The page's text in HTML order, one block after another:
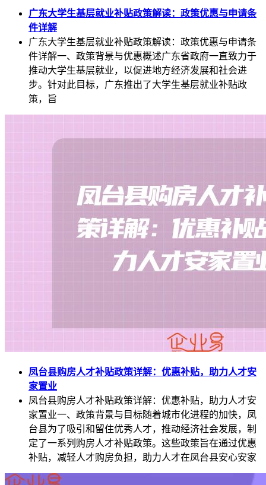
广东大学生基层就业补贴政策解读：政策优惠与申请条
件详解
广东大学生基层就业补贴政策解读：政策优惠与申请条
件详解一、政策背景与优惠概述广东省政府一直致力于
推动大学生基层就业，以促进地方经济发展和社会进
步。针对此目标，广东推出了大学生基层就业补贴政
策，旨
凤台县购房人才补贴政策详解：优惠补贴，助力人才安
家置业
凤台县购房人才补贴政策详解：优惠补贴，助力人才安
家置业一、政策背景与目标随着城市化进程的加快，凤
台县为了吸引和留住优秀人才，推动经济社会发展，制
定了一系列购房人才补贴政策。这些政策旨在通过优惠
补贴，减轻人才购房负担，助力人才在凤台县安心安家